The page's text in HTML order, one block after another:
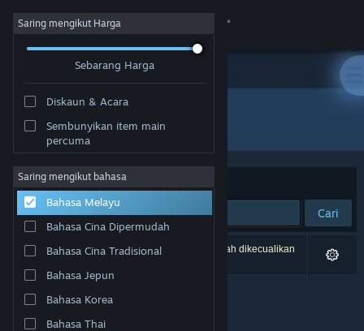
Sign in
Tentang
Sokongan
Ubah bahasa
Dapatkan Steam Mobile App
Lihat laman web desktop
Saring mengikut Harga
Sebarang Harga
Diskaun & Acara
Sembunyikan item main
percuma
Saring mengikut bahasa
Bahasa Melayu
Bahasa Cina Dipermudah
Bahasa Cina Tradisional
Bahasa Jepun
Bahasa Korea
Bahasa Thai
Semua Produk
Susun mengikut Perkaitan
Cari
0 hasil sepadan dengan carian anda. 1 tajuk telah dikecualikan